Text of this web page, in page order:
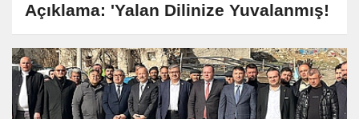
Açıklama: 'Yalan Dilinize Yuvalanmış!